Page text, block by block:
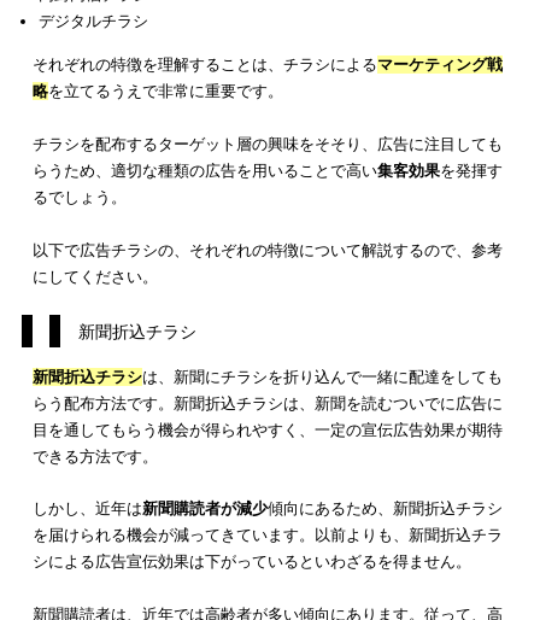
チラシ広告には、主に以下の5種類があります。
新聞折込チラシ
ポスティングチラシ
フリーペーパー折込チラシ
同封同梱チラシ
デジタルチラシ
それぞれの特徴を理解することは、チラシによるマーケティン
略を立てるうえで非常に重要です。
チラシを配布するターゲット層の興味をそそり、広告に注目し
らうため、適切な種類の広告を用いることで高い集客効果を発
るでしょう。